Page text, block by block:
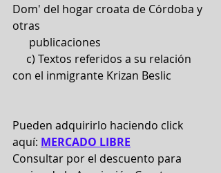
Dom' del hogar croata de Córdoba y
otras
      publicaciones
con el inmigrante Krizan Beslic
Pueden adquirirlo haciendo click
aquí: MERCADO LIBRE
Consultar por el descuento para